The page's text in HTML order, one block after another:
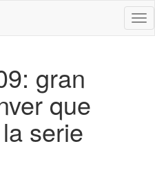
gran
que
serie